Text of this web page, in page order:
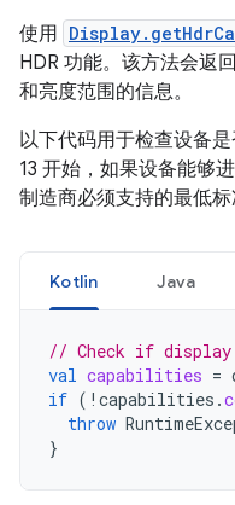
使用
HDR 功能。该方法会返
和亮度范围的信息。
以下代码用于检查设备
13 开始，如果设备能够
制造商必须支持的最低标
Kotlin Java
// Check if display
val capabilities =
if ( ! capabilities .
throw
}